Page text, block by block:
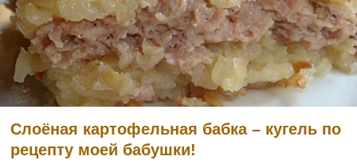
Слоёная картофельная бабка – кугель по
рецепту моей бабушки!